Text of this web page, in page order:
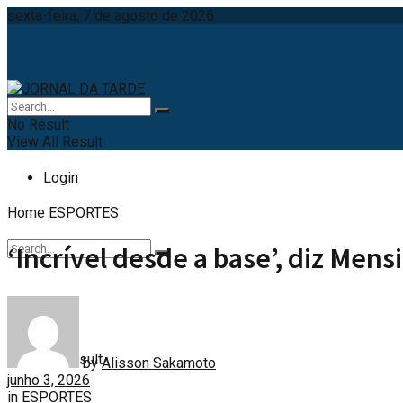
sexta-feira, 7 de agosto de 2026
Login
View All Result
No Result
View All Result
Home ESPORTES
‘Incrível desde a base’, diz
by Alisson Sakamoto
junho 3, 2026
in ESPORTES